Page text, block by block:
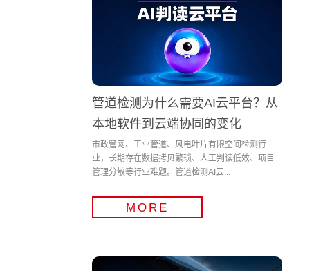
管道检测为什么需要AI云平台？从
本地软件到云端协同的变化
市政管网、工业管道、风电叶片有限空间检测行
业，长期存在数据拷贝繁琐、人工判读低效、项目
管理分散等行业难题。管道检测AI云...
MORE